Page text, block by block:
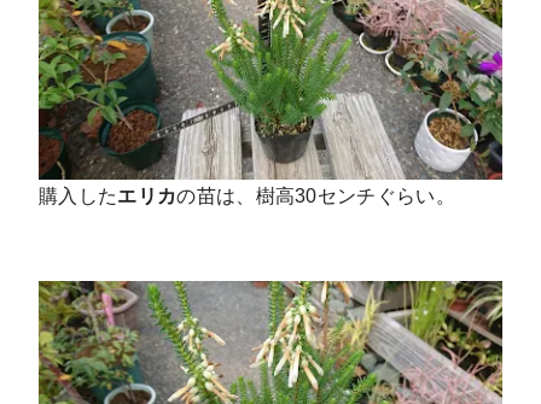
購入したエリカの苗は、樹高30センチぐらい。